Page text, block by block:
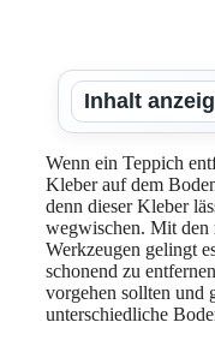
Inhalt
Wenn ein Teppich
Kleber auf dem
denn dieser Kleber
wegwischen. Mit den
Werkzeugen gelingt
schonend zu
vorgehen sollten und
unterschiedliche